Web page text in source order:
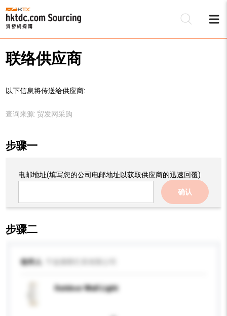
联络供应商
以下信息将传送给供应商:
查询来源: 贸发网采购
步骤一
电邮地址(填写您的公司电邮地址以获取供应商的迅速回覆)
确认
步骤二
收件人
Outdoor Wall Light